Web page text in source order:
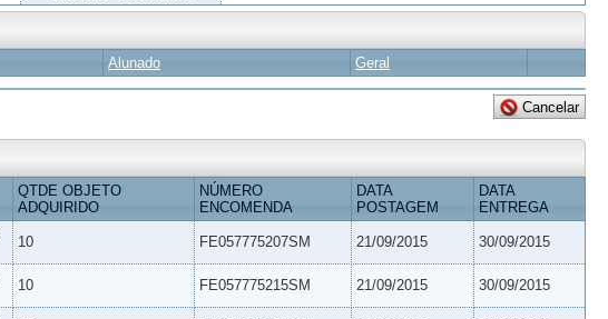
Alunado Geral
QTDE OBJETO
ADQUIRIDO
NÚMERO
ENCOMENDA
DATA
POSTAGEM
DATA
ENTREGA
10 FE057775207SM 21/09/2015 30/09/2015
10 FE057775215SM 21/09/2015 30/09/2015